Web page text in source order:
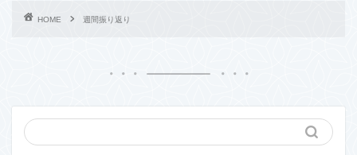
HOME 週間振り返り